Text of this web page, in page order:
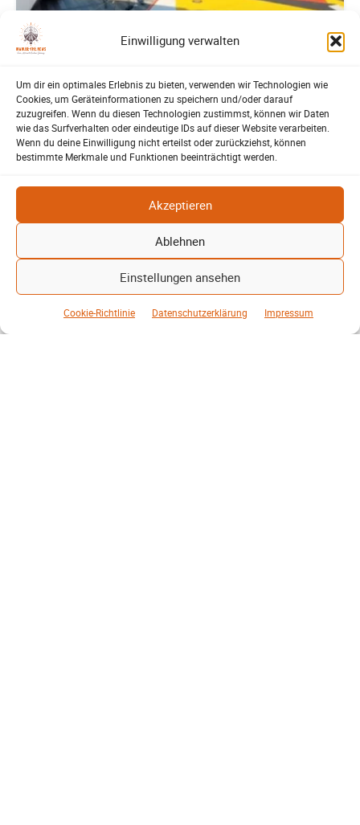
Einwilligung verwalten
Um dir ein optimales Erlebnis zu bieten, verwenden wir Technologien wie
Cookies, um Geräteinformationen zu speichern und/oder darauf
zuzugreifen. Wenn du diesen Technologien zustimmst, können wir Daten
wie das Surfverhalten oder eindeutige IDs auf dieser Website verarbeiten.
Wenn du deine Einwilligung nicht erteilst oder zurückziehst, können
bestimmte Merkmale und Funktionen beeinträchtigt werden.
Akzeptieren
Ablehnen
Einstellungen ansehen
Cookie-Richtlinie Datenschutzerklärung Impressum
Zwischen den Zeilen – P.R.-F.
Kunst, Kosten und Uringeruch – Hannovers
Aufenthaltsqualität
Hannover stellt 250.000 Euro Steuergeld für die Bodenkunst am
Raschplatz bereit. Weitere Kosten kommen hinzu. Prioritäten richtig
Mehr laden